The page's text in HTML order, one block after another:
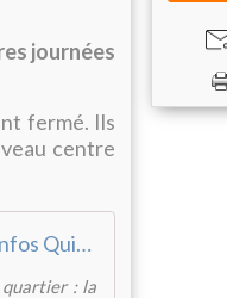
journées
fermé. Ils
centre
Kermoysan : demain, le dernier jour de la galerie... - Penhars Infos Quimper
quartier : la